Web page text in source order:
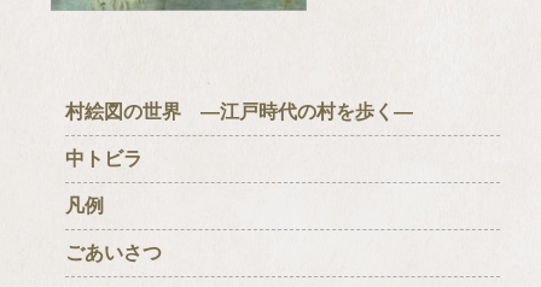
村絵図の世界 ―江戸時代の村を歩く―
中トビラ
凡例
ごあいさつ